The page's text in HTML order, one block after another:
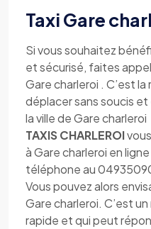
Taxi Gare
Si vous souhaitez
et sécurisé, faites
Gare charleroi . C’est
déplacer sans soucis
la ville de Gare charleroi
TAXIS CHARLEROI
à Gare charleroi en
téléphone au
Vous pouvez alors
Gare charleroi. C’est
rapide et qui peut